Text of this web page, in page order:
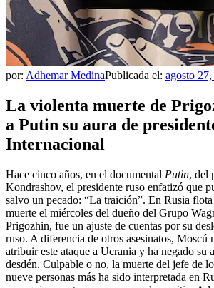
por: Adhemar MedinaPublicada el: agosto
La violenta muerte de
a Putin su aura de
Internacional
Hace cinco años, en el documental Putin, del
Kondrashov, el presidente ruso enfatizó que
salvo un pecado: “La traición”. En Rusia flota
muerte el miércoles del dueño del Grupo
Prigozhin, fue un ajuste de cuentas por su
ruso. A diferencia de otros asesinatos, Moscú
atribuir este ataque a Ucrania y ha negado su
desdén. Culpable o no, la muerte del jefe de
nueve personas más ha sido interpretada en